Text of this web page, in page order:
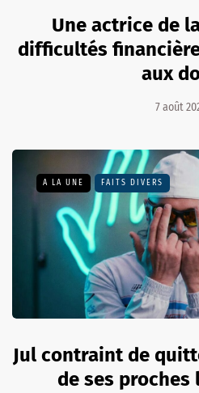
Une actrice de
difficultés
aux
7 août
A LA UNE FAITS DIVERS
Jul contraint de
de ses